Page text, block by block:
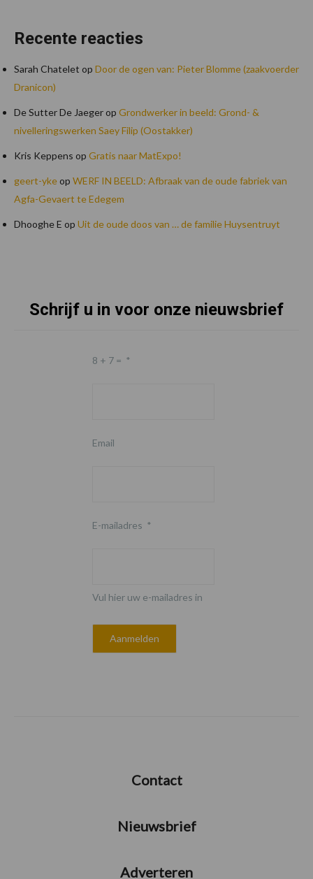
Recente reacties
Sarah Chatelet op Door de ogen van: Pieter Blomme (zaakvoerder
Dranicon)
De Sutter De Jaegerop Grondwerker in beeld: Grond- &
nivelleringswerken Saey Filip (Oostakker)
Kris Keppens op Gratis naar MatExpo!
geert-ykeop WERF IN BEELD: Afbraak van de oude fabriek van
Agfa-Gevaert te Edegem
Dhooghe E op Uit de oude doos van … de familie Huysentruyt
FooterSchrijf u in voor onze nieuwsbrief
8 + 7 = *
Email
E-mailadres *
Vul hier uw e-mailadres in
Contact
Nieuwsbrief
Adverteren